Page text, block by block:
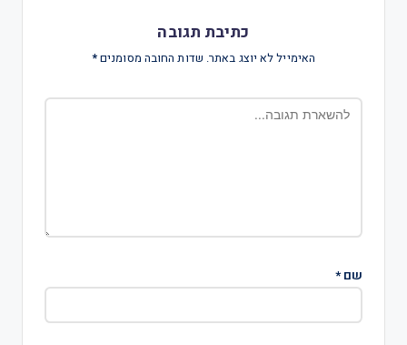
כתיבת תגובה
האימייל לא יוצג באתר. שדות החובה מסומנים*
שם*